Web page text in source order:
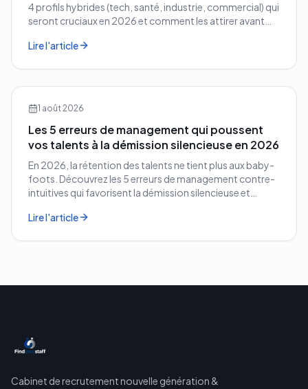
4 profils hybrides (tech, santé, industrie, commercial) qui
seront cruciaux en 2026 et comment les attirer avant
Lire l'article
1 août 2026
Les 5 erreurs de management qui poussent
vos talents à la démission silencieuse en 2026
En 2026, la rétention des talents ne tient plus aux baby-
foots. Découvrez les 5 erreurs de management contre-
intuitives qui favorisent la démission silencieuse et
Lire l'article
Cabinet de recrutement nouvelle génération &